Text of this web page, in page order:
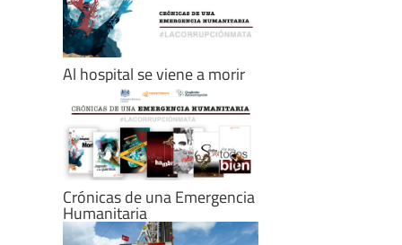
Al hospital se viene a morir
Crónicas de una Emergencia
Humanitaria